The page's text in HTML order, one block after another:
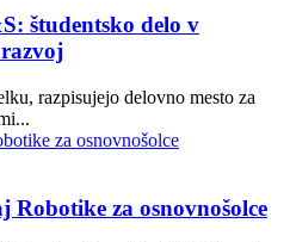
študentsko delo v
razpisujejo delovno mesto za
Robotike za osnovnošolce